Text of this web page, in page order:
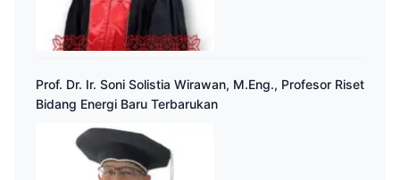
Prof. Dr. Ir. Soni Solistia Wirawan, M.Eng., Profesor Riset
Bidang Energi Baru Terbarukan